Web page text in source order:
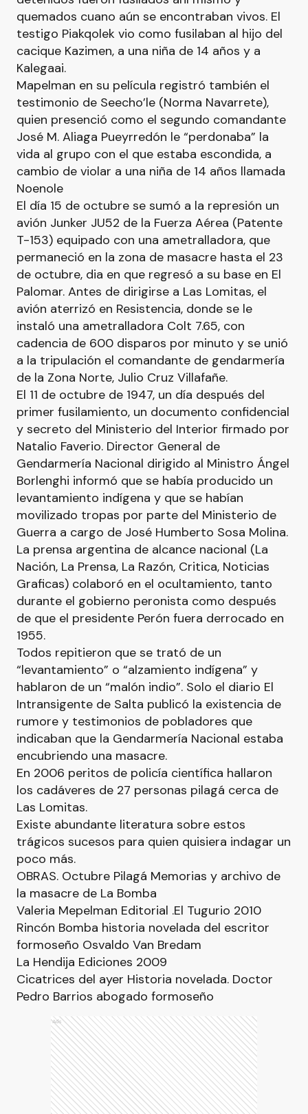
quemados cuano aún se encontraban vivos. El
testigo Piakqolek vio como fusilaban al hijo del
cacique Kazimen, a una niña de 14 años y a
Kalegaai.
Mapelman en su película registró también el
testimonio de Seecho’le (Norma Navarrete),
quien presenció como el segundo comandante
José M. Aliaga Pueyrredón le “perdonaba” la
vida al grupo con el que estaba escondida, a
cambio de violar a una niña de 14 años llamada
Noenole
El día 15 de octubre se sumó a la represión un
avión Junker JU52 de la Fuerza Aérea (Patente
T-153) equipado con una ametralladora, que
permaneció en la zona de masacre hasta el 23
de octubre, dia en que regresó a su base en El
Palomar. Antes de dirigirse a Las Lomitas, el
avión aterrizó en Resistencia, donde se le
instaló una ametralladora Colt 7.65, con
cadencia de 600 disparos por minuto y se unió
a la tripulación el comandante de gendarmería
de la Zona Norte, Julio Cruz Villafañe.
El 11 de octubre de 1947, un día después del
primer fusilamiento, un documento confidencial
y secreto del Ministerio del Interior firmado por
Natalio Faverio. Director General de
Gendarmería Nacional dirigido al Ministro Ángel
Borlenghi informó que se había producido un
levantamiento indígena y que se habían
movilizado tropas por parte del Ministerio de
Guerra a cargo de José Humberto Sosa Molina.
La prensa argentina de alcance nacional (La
Nación, La Prensa, La Razón, Critica, Noticias
Graficas) colaboró en el ocultamiento, tanto
durante el gobierno peronista como después
de que el presidente Perón fuera derrocado en
1955.
Todos repitieron que se trató de un
“levantamiento” o “alzamiento indígena” y
hablaron de un “malón indio”. Solo el diario El
Intransigente de Salta publicó la existencia de
rumore y testimonios de pobladores que
indicaban que la Gendarmería Nacional estaba
encubriendo una masacre.
En 2006 peritos de policía científica hallaron
los cadáveres de 27 personas pilagá cerca de
Las Lomitas.
Existe abundante literatura sobre estos
trágicos sucesos para quien quisiera indagar un
poco más.
OBRAS. Octubre Pilagá Memorias y archivo de
la masacre de La Bomba
Valeria Mepelman Editorial .El Tugurio 2010
Rincón Bomba historia novelada del escritor
formoseño Osvaldo Van Bredam
La Hendija Ediciones 2009
Cicatrices del ayer Historia novelada. Doctor
Pedro Barrios abogado formoseño
Ads